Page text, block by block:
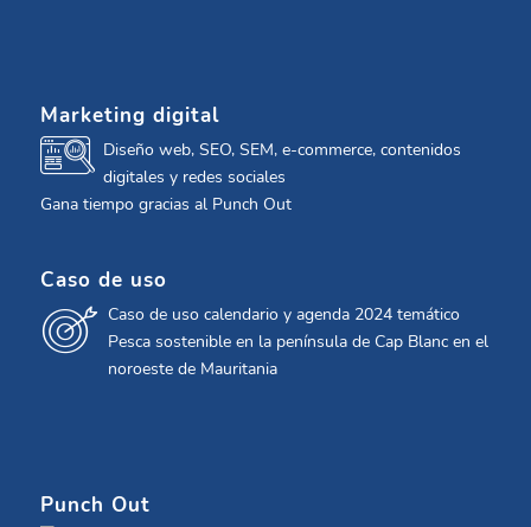
Marketing digital
Diseño web, SEO, SEM, e-commerce, contenidos
digitales y redes sociales
Gana tiempo gracias al Punch Out
Caso de uso
Caso de uso calendario y agenda 2024 temático
Pesca sostenible en la península de Cap Blanc en el
noroeste de Mauritania
Punch Out